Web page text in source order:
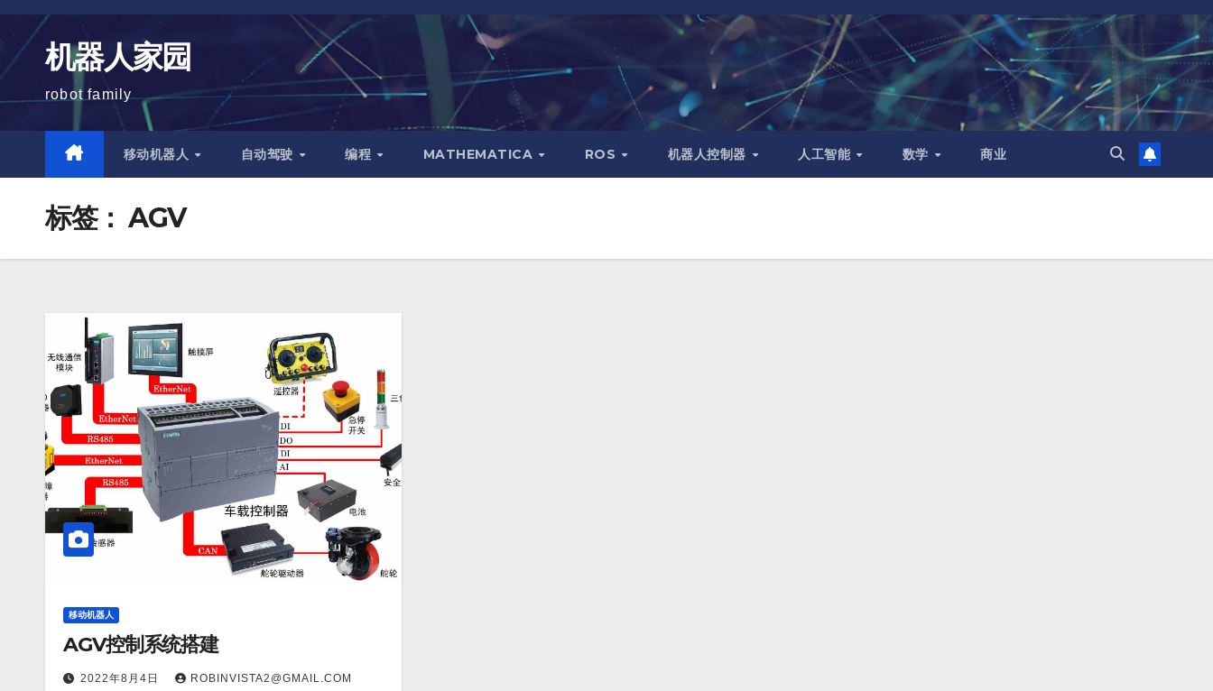
跳
内
机器人家园
robot family
移动机器人 自动驾驶 编程 MATHEMATICA ROS 机器人控制器 人工智能 数学 商业
标签： AGV
移动机器人
AGV控制系统搭建
2022年8月4日 ROBINVISTA2@GMAIL.COM